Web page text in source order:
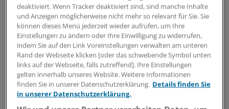
Informationen vollautomatisch im Hintergrund abläuft.
Ein Vernetzungsgrad, der sich nun doppelt auszahlt:
"Allein der manuell angestoßene Datenaustausch führt
bei den vernetzten Praxen zu einer Zeitersparnis von 20
bis 30 Prozent", so Brucks. Das liege daran, dass die
Medizinischen Fachangestellten keine Zeit mehr am
Faxgerät verbringen, keine Nummern mehr eingeben
sowie keine Übermittlung prüfen müssten und vor allem
deaktiviert. Wenn Tracker deaktiviert sind, sind manche Inhalte
und Anzeigen möglicherweise nicht mehr so relevant für Sie. Sie
können dieses Menü jederzeit wieder aufrufen, um Ihre
Einstellungen zu ändern oder Ihre Einwilligung zu widerrufen,
indem Sie auf den Link Voreinstellungen verwalten am unteren
Rand der Webseite klicken [oder das schwebende Symbol unten
links auf der Webseite, falls zutreffend]. Ihre Einstellungen
gelten innerhalb unseres Website. Weitere Informationen
finden Sie in unserer Datenschutzerklärung. Details finden Sie
in unserer Datenschutzerklärung.